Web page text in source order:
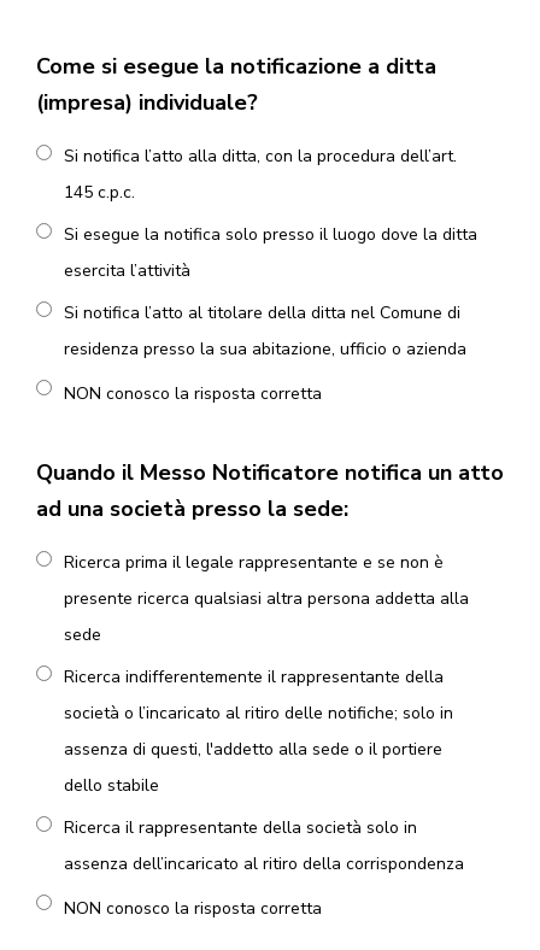
Come si esegue la notificazione a ditta
(impresa) individuale?
Si notifica l’atto alla ditta, con la procedura dell’art.
145 c.p.c.
Si esegue la notifica solo presso il luogo dove la ditta
esercita l’attività
Si notifica l’atto al titolare della ditta nel Comune di
residenza presso la sua abitazione, ufficio o azienda
NON conosco la risposta corretta
Quando il Messo Notificatore notifica un atto
ad una società presso la sede:
Ricerca prima il legale rappresentante e se non è
presente ricerca qualsiasi altra persona addetta alla
sede
Ricerca indifferentemente il rappresentante della
società o l’incaricato al ritiro delle notifiche; solo in
assenza di questi, l'addetto alla sede o il portiere
dello stabile
Ricerca il rappresentante della società solo in
assenza dell’incaricato al ritiro della corrispondenza
NON conosco la risposta corretta